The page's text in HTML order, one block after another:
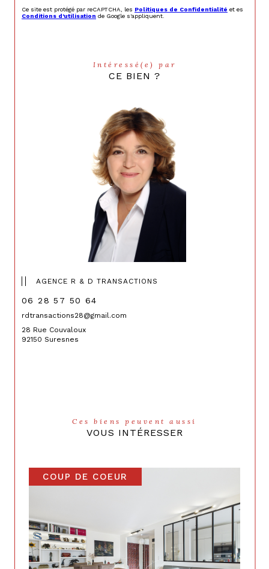
Ce site est protégé par reCAPTCHA, les Politiques de Confidentialité et es
Conditions d'utilisation de Google s'appliquent.
Intéressé(e) par
CE BIEN ?
AGENCE R & D TRANSACTIONS
06 28 57 50 64
rdtransactions28@gmail.com
28 Rue Couvaloux
92150 Suresnes
Ces biens peuvent aussi
VOUS INTÉRESSER
COUP DE COEUR